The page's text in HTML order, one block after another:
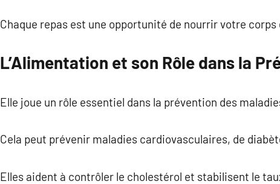
Chaque repas est une opportunité de nourrir votre
L’Alimentation et son Rôle dans la
Elle joue un rôle essentiel dans la prévention des
Cela peut prévenir maladies cardiovasculaires, de
Elles aident à contrôler le cholestérol et stabilisent le